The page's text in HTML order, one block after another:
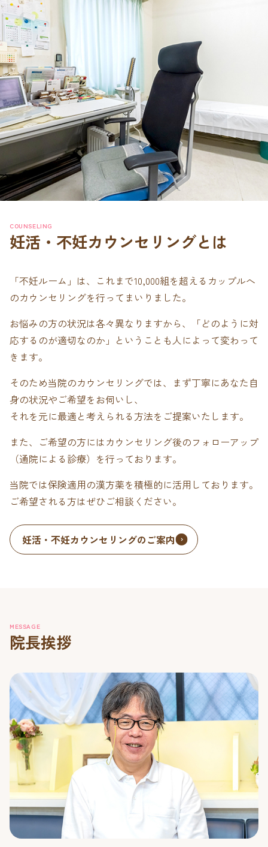
COUNSELING
妊活・不妊カウンセリングとは
「不妊ルーム」は、これまで10,000組を超えるカップルへ
のカウンセリングを行ってまいりました。
お悩みの方の状況は各々異なりますから、「どのように対
応するのが適切なのか」ということも人によって変わって
きます。
そのため当院のカウンセリングでは、まず丁寧にあなた自
身の状況やご希望をお伺いし、
それを元に最適と考えられる方法をご提案いたします。
また、ご希望の方にはカウンセリング後のフォローアップ
（通院による診療）を行っております。
当院では保険適用の漢方薬を積極的に活用しております。
ご希望される方はぜひご相談ください。
妊活・不妊カウンセリングのご案内
MESSAGE
院長挨拶